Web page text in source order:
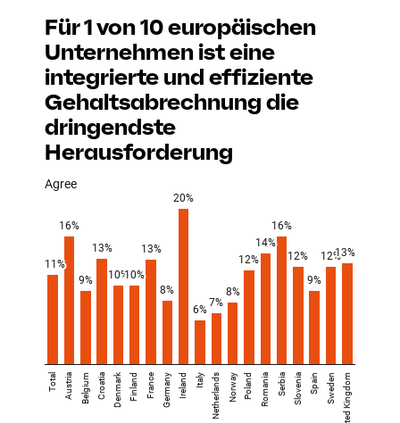
Für 1 von 10 europäischen
Unternehmen ist eine
integrierte und effiziente
Gehaltsabrechnung die
dringendste
Herausforderung